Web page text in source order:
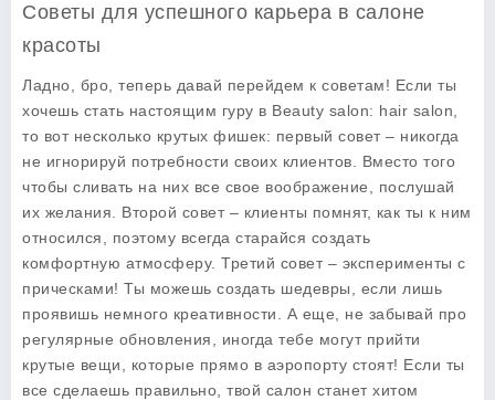
Советы для успешного карьера в салоне
красоты
Ладно, бро, теперь давай перейдем к советам! Если ты
хочешь стать настоящим гуру в Beauty salon: hair salon
то вот несколько крутых фишек: первый совет – никогда
не игнорируй потребности своих клиентов. Вместо того
чтобы сливать на них все свое воображение, послушай
их желания. Второй совет – клиенты помнят, как ты к ним
относился, поэтому всегда старайся создать
комфортную атмосферу. Третий совет – эксперименты с
прическами! Ты можешь создать шедевры, если лишь
проявишь немного креативности. А еще, не забывай про
регулярные обновления, иногда тебе могут прийти
крутые вещи, которые прямо в аэропорту стоят! Если ты
все сделаешь правильно, твой салон станет хитом